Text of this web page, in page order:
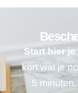
Start hier
kort wat je
5